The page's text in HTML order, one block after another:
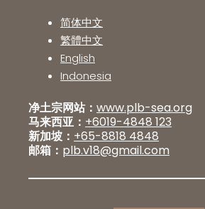
简体中文
繁體中文
English
Indonesia
净土宗网站： www.plb-sea.org
马来西亚： +6019-4848 123
新加坡： +65-8818 4848
邮箱： plb.v18@gmail.com